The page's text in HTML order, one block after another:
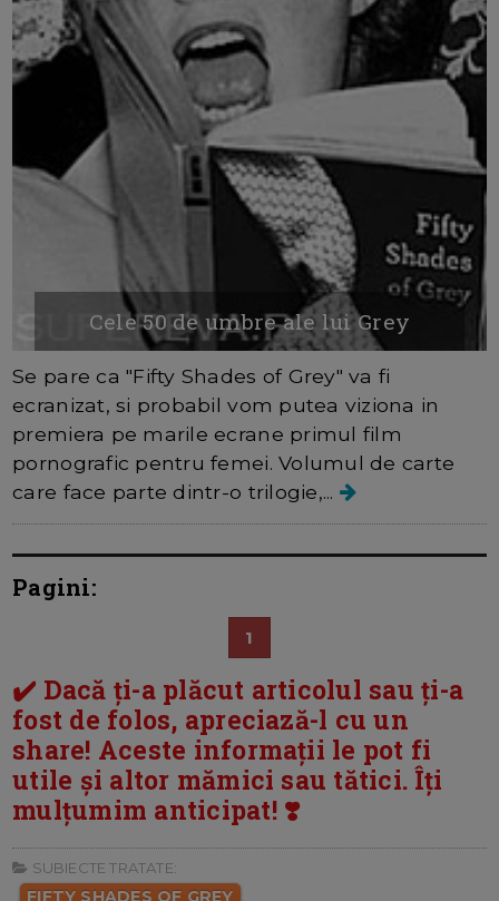
Cele 50 de umbre ale lui Grey
Se pare ca "Fifty Shades of Grey" va fi
ecranizat, si probabil vom putea viziona in
premiera pe marile ecrane primul film
pornografic pentru femei. Volumul de carte
care face parte dintr-o trilogie,...
Pagini:
1
✔️ Dacă ți-a plăcut articolul sau ți-a
fost de folos, apreciază-l cu un
share! Aceste informații le pot fi
utile și altor mămici sau tătici. Îți
mulțumim anticipat! ❣️
SUBIECTE TRATATE:
FIFTY SHADES OF GREY